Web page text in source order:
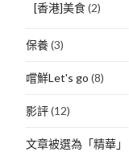
[香港]美食(2)
保養(3)
嚐鮮Let's go (8)
影評(12)
文章被選為「精華」